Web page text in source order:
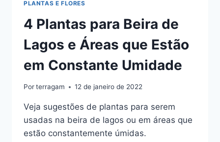
PLANTAS E FLORES
4 Plantas para Beira de
Lagos e Áreas que Estão
em Constante Umidade
Porterragam 12 de janeiro de 2022
Veja sugestões de plantas para serem
usadas na beira de lagos ou em áreas que
estão constantemente úmidas.